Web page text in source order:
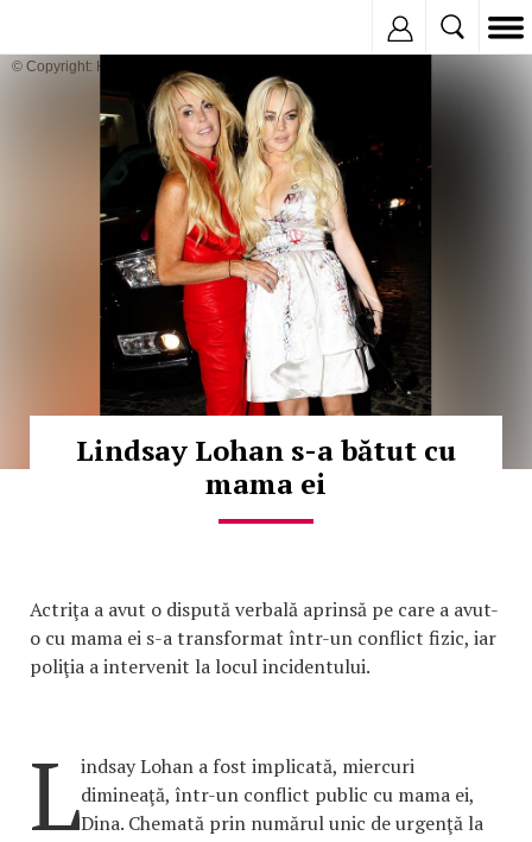
© Copyright: HEPTA
Lindsay Lohan s-a bătut cu
mama ei
Actriţa a avut o dispută verbală aprinsă pe care a avut-
o cu mama ei s-a transformat într-un conflict fizic, iar
poliţia a intervenit la locul incidentului.
Lindsay Lohan a fost implicată, miercuri
dimineaţă, într-un conflict public cu mama ei,
Dina. Chemată prin numărul unic de urgenţă la